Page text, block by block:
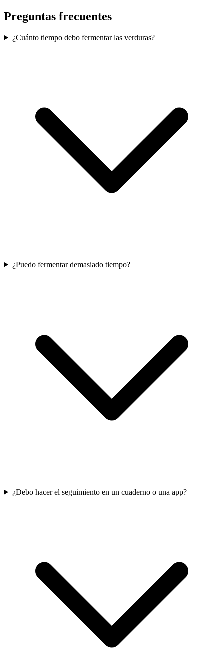
Preguntas frecuentes
¿Cuánto tiempo debo fermentar las verduras?
¿Puedo fermentar demasiado tiempo?
¿Debo hacer el seguimiento en un cuaderno o una app?